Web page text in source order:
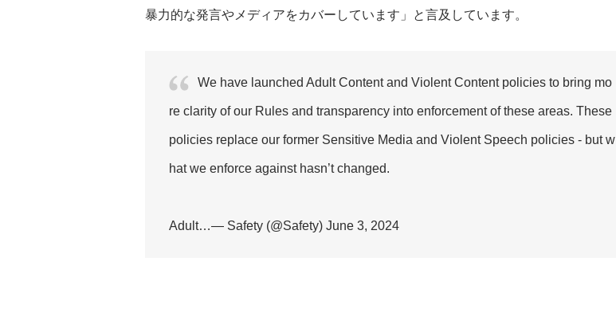
暴力的な発言やメディアをカバーしています」と言及しています。
We have launched Adult Content and Violent Content policies to bring mo
re clarity of our Rules and transparency into enforcement of these areas. These
policies replace our former Sensitive Media and Violent Speech policies - but w
hat we enforce against hasn’t changed.
Adult…— Safety (@Safety) June 3, 2024